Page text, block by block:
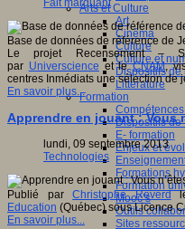
Arts et Culture
Art
Cinéma
Culture
Culture et
Dispositifs de
Littérature
Formation
Dispositifs de
E- formation
Enjeux et
Formations
Formation
Mooc’s
Outils
Sites
Fait marquant
Base de données de référence de
Le projet Recensement –
par Universcience et leCNAM,
centres Inmédiats une sélection de
En savoir plus...
Apprendre en jouant : Vous
lundi, 09 septembre 2013
Technologies
Publié parChristophe Reverd
Education (Québec) sous Licence
En savoir plus...